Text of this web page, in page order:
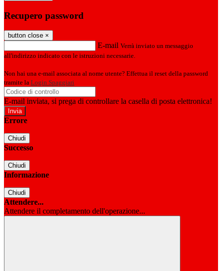
Recupero password
button close ×
E-mail Verrà inviato un messaggio
all'indirizzo indicato con le istruzioni necessarie.
Non hai una e-mail associata al nome utente? Effettua il reset della password
tramite la Login Spaggiari
E-mail inviata, si prega di controllare la casella di posta elettronica!
Errore
Chiudi
Successo
Chiudi
Informazione
Chiudi
Attendere...
Attendere il completamento dell'operazione...